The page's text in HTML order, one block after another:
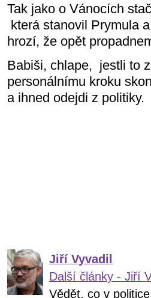
Tak jako o Vánocích
která stanovil Prymula
hrozí, že opět
Babiši, chlape, jestli to
personálnímu kroku
a ihned odejdi z politiky.
Jiří Vyvadil
Další články - Jiří
Vědět, co v